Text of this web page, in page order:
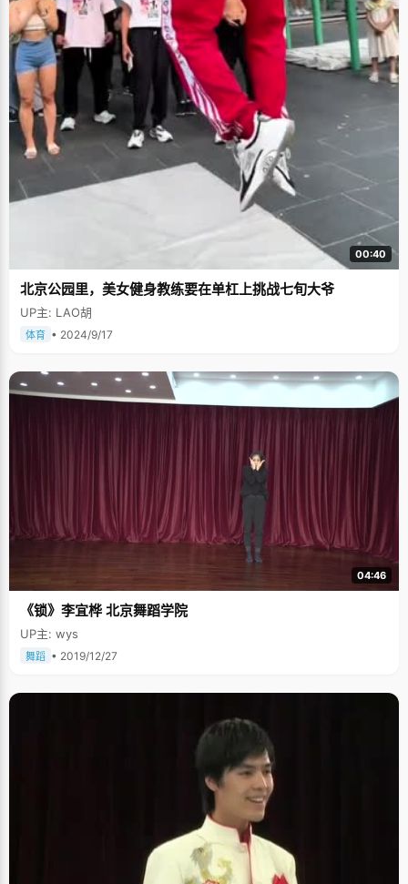
00:40
北京公园里，美女健身教练要在单杠上挑战七旬大爷
UP主: LAO胡
体育 • 2024/9/17
04:46
《锁》李宜桦 北京舞蹈学院
UP主: wys
舞蹈 • 2019/12/27